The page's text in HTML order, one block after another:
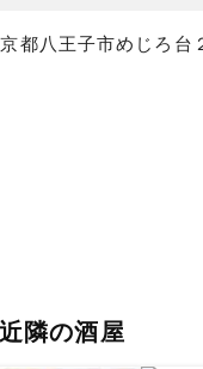
都八王子市めじろ台
隣の酒屋